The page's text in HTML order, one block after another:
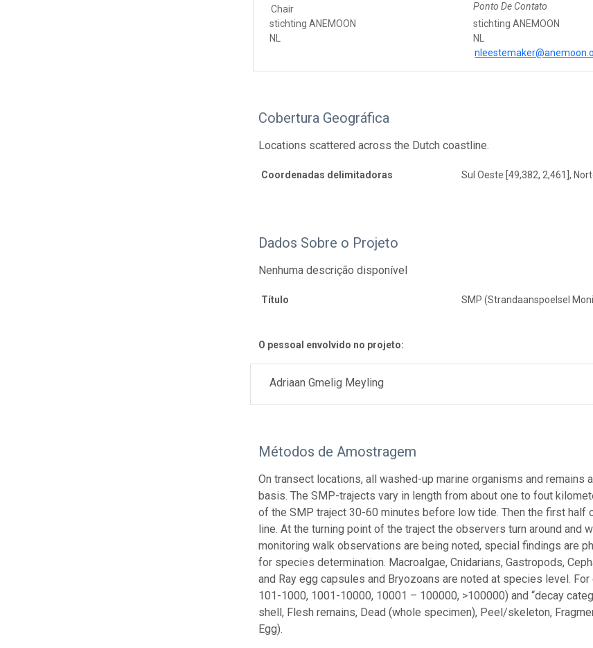
Chair
stichting ANEMOON
NL
Ponto De Contato
stichting ANEMOON
NL
Cobertura Geográfica
Locations scattered across the Dutch coastline.
Coordenadas delimitadoras Sul Oeste [49,382, 2,461],
Dados Sobre o Projeto
Nenhuma descrição disponível
Título SMP (Strandaanspoelsel
O pessoal envolvido no projeto:
Adriaan Gmelig Meyling
Métodos de Amostragem
On transect locations, all washed-up marine organisms and
basis. The SMP-trajects vary in length from about one to fout
of the SMP traject 30-60 minutes before low tide. Then the first
line. At the turning point of the traject the observers turn around and
monitoring walk observations are being noted, special findings are
for species determination. Macroalgae, Cnidarians, Gastropods,
and Ray egg capsules and Bryozoans are noted at species level.
101-1000, 1001-10000, 10001 – 100000, >100000) and “decay
shell, Flesh remains, Dead (whole specimen), Peel/skeleton,
Egg).